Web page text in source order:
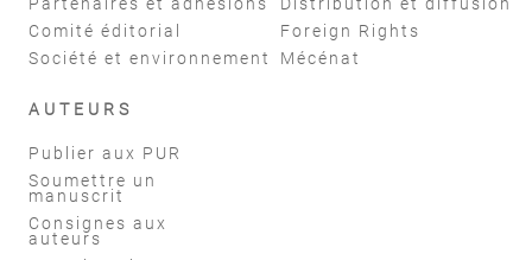
Comité éditorial
Société et environnement
Foreign Rights
Mécénat
AUTEURS
Publier aux PUR
Soumettre un
manuscrit
Consignes aux
auteurs